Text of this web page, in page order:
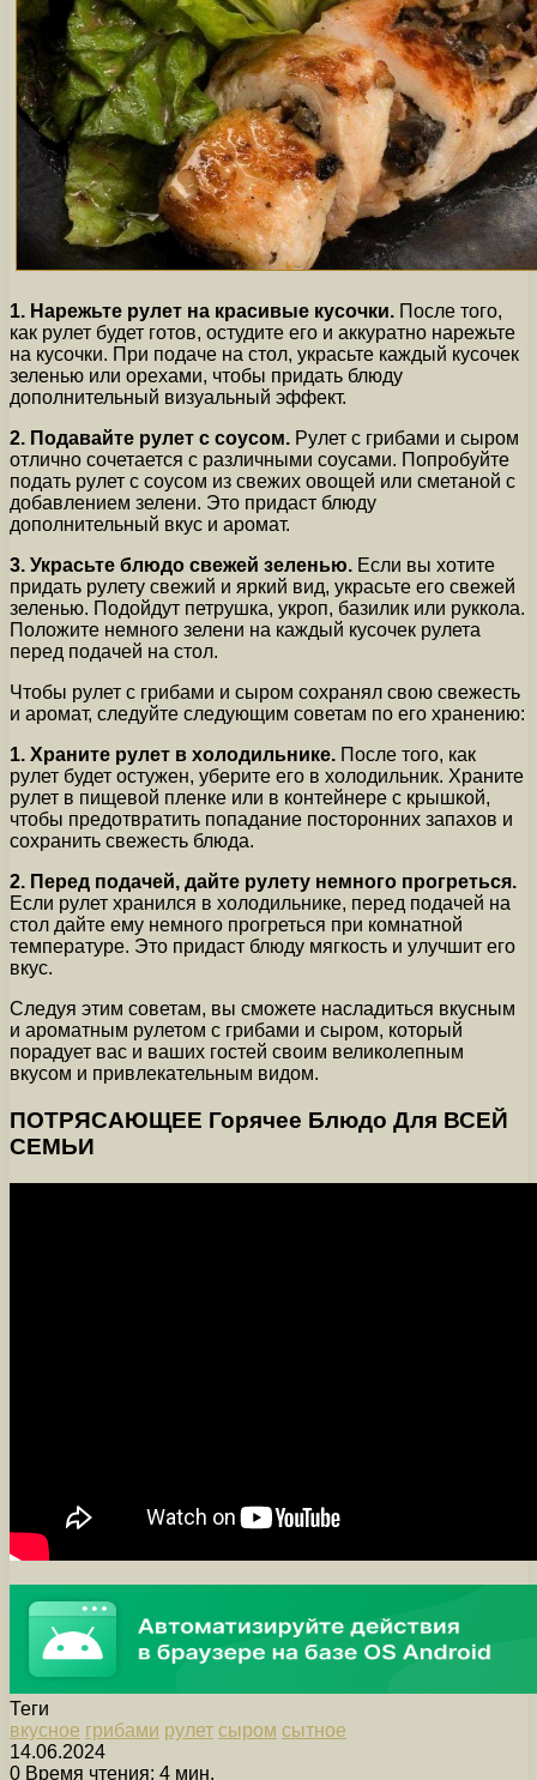
1. Нарежьте рулет на красивые кусочки. После того,
как рулет будет готов, остудите его и аккуратно нарежьте
на кусочки. При подаче на стол, украсьте каждый кусочек
зеленью или орехами, чтобы придать блюду
дополнительный визуальный эффект.
2. Подавайте рулет с соусом. Рулет с грибами и сыром
отлично сочетается с различными соусами. Попробуйте
подать рулет с соусом из свежих овощей или сметаной с
добавлением зелени. Это придаст блюду
дополнительный вкус и аромат.
3. Украсьте блюдо свежей зеленью. Если вы хотите
придать рулету свежий и яркий вид, украсьте его свежей
зеленью. Подойдут петрушка, укроп, базилик или руккола.
Положите немного зелени на каждый кусочек рулета
перед подачей на стол.
Чтобы рулет с грибами и сыром сохранял свою свежесть
и аромат, следуйте следующим советам по его хранению:
1. Храните рулет в холодильнике. После того, как
рулет будет остужен, уберите его в холодильник. Храните
рулет в пищевой пленке или в контейнере с крышкой,
чтобы предотвратить попадание посторонних запахов и
сохранить свежесть блюда.
2. Перед подачей, дайте рулету немного прогреться.
Если рулет хранился в холодильнике, перед подачей на
стол дайте ему немного прогреться при комнатной
температуре. Это придаст блюду мягкость и улучшит его
вкус.
Следуя этим советам, вы сможете насладиться вкусным
и ароматным рулетом с грибами и сыром, который
порадует вас и ваших гостей своим великолепным
вкусом и привлекательным видом.
ПОТРЯСАЮЩЕЕ Горячее Блюдо Для ВСЕЙ
СЕМЬИ
Теги
вкусное грибами рулет сыром сытное
14.06.2024
0 Время чтения: 4 мин.